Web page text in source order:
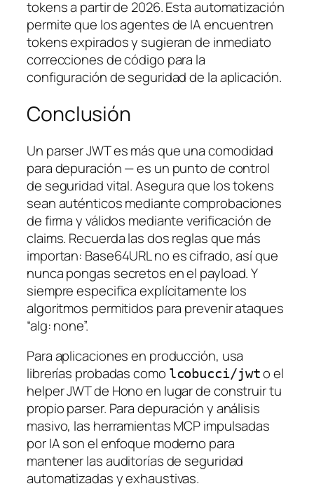
tokens a partir de 2026. Esta automatización
permite que los agentes de IA encuentren
tokens expirados y sugieran de inmediato
correcciones de código para la
configuración de seguridad de la aplicación.
Conclusión
Un parser JWT es más que una comodidad
para depuración — es un punto de control
de seguridad vital. Asegura que los tokens
sean auténticos mediante comprobaciones
de firma y válidos mediante verificación de
claims. Recuerda las dos reglas que más
importan: Base64URL no es cifrado, así que
nunca pongas secretos en el payload. Y
siempre especifica explícitamente los
algoritmos permitidos para prevenir ataques
“alg: none”.
Para aplicaciones en producción, usa
librerías probadas como lcobucci/jwto el
helper JWT de Hono en lugar de construir tu
propio parser. Para depuración y análisis
masivo, las herramientas MCP impulsadas
por IA son el enfoque moderno para
mantener las auditorías de seguridad
automatizadas y exhaustivas.